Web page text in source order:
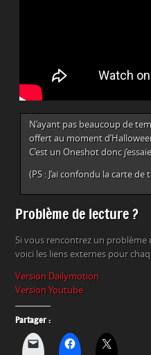
N’ayant pas beaucoup de
offert au moment
C’est un Oneshot donc
(PS : J’ai confondu la carte
Problème de lecture ?
Si vous rencontrez un
voici les liens externes pour
Version Dailymotion
Version Youtube
Partager :